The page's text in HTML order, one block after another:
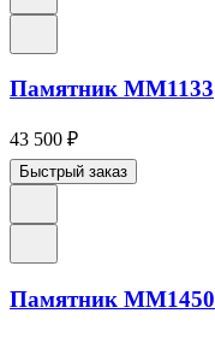
Памятник ММ1133
43 500 ₽
Быстрый заказ
Памятник ММ1450